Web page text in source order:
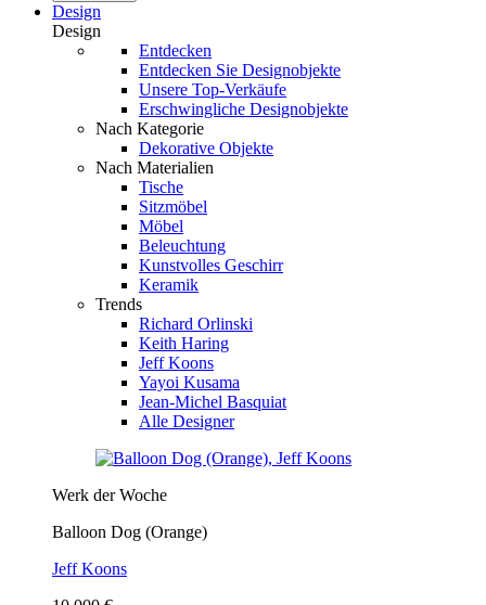
Design
Design
Entdecken
Entdecken Sie Designobjekte
Unsere Top-Verkäufe
Erschwingliche Designobjekte
Nach Kategorie
Dekorative Objekte
Nach Materialien
Tische
Sitzmöbel
Möbel
Beleuchtung
Kunstvolles Geschirr
Keramik
Trends
Richard Orlinski
Keith Haring
Jeff Koons
Yayoi Kusama
Jean-Michel Basquiat
Alle Designer
Werk der Woche
Balloon Dog (Orange)
Jeff Koons